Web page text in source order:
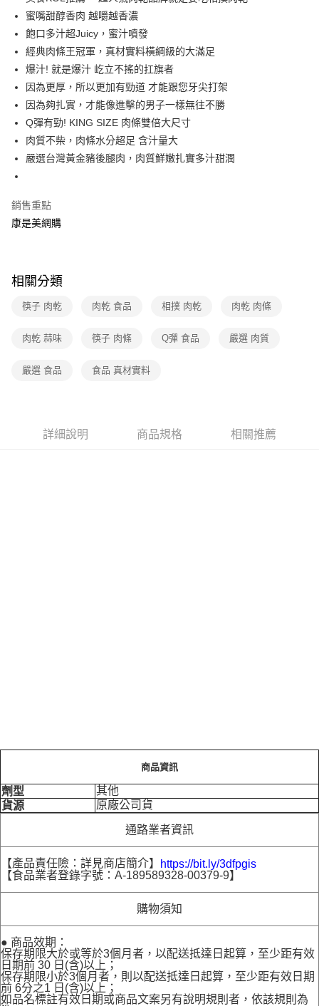
Apple Pay
街口支付
悠遊付
Google Pay
運送方式
宅配-下單後3-5個工作天配送(不含預購品)，箱購品分箱出貨
每筆NT$100，滿NT$799(含以上)免運費
蜜嘴甜醇香肉 越嚼越香濃
飽口多汁超Juicy，蜜汁噴發
經典肉條王冠軍，真材實料橫綱級的大滿足
爆汁! 就是爆汁 屹立不搖的扛旗者
因為更厚，所以更加有勁道 才能跟您牙尖打架
因為夠扎實，才能像進擊的男子一樣無往不勝
Q彈有勁! KING SIZE 肉條雙倍大尺寸
肉質不柴，肉條水分超足 含汁量大
嚴選台灣黃金豬後腿肉，肉質鮮嫩扎實多汁甜潤
銷售重點
康是美網購
相關分類
筷子 肉乾 肉乾 食品 相撲 肉乾 肉乾 肉條
肉乾 蒜味 筷子 肉條 Q彈 食品 嚴選 肉質
嚴選 食品 食品 真材實料
詳細說明 商品規格 相關推薦
商品資訊
劑型
其他
貨源
原廠公司貨
通路業者資訊
【產品責任險：詳見商店簡介】
https://bit.ly/3dfpgis
【食品業者登錄字號：A-189589328-00379-9】
購物須知
● 商品效期：
保存期限大於或等於3個月者，以配送抵達日起算，至少距有效
日期前 30 日(含)以上；
保存期限小於3個月者，則以配送抵達日起算，至少距有效日期
前 6分之1 日(含)以上；
如品名標註有效日期或商品文案另有說明規則者，依該規則為